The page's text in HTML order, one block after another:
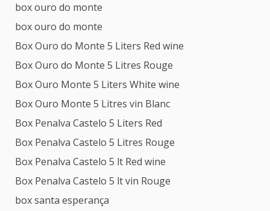
box ouro do monte
box ouro do monte
Box Ouro do Monte 5 Liters Red wine
Box Ouro do Monte 5 Litres Rouge
Box Ouro Monte 5 Liters White wine
Box Ouro Monte 5 Litres vin Blanc
Box Penalva Castelo 5 Liters Red
Box Penalva Castelo 5 Litres Rouge
Box Penalva Castelo 5 lt Red wine
Box Penalva Castelo 5 lt vin Rouge
box santa esperança